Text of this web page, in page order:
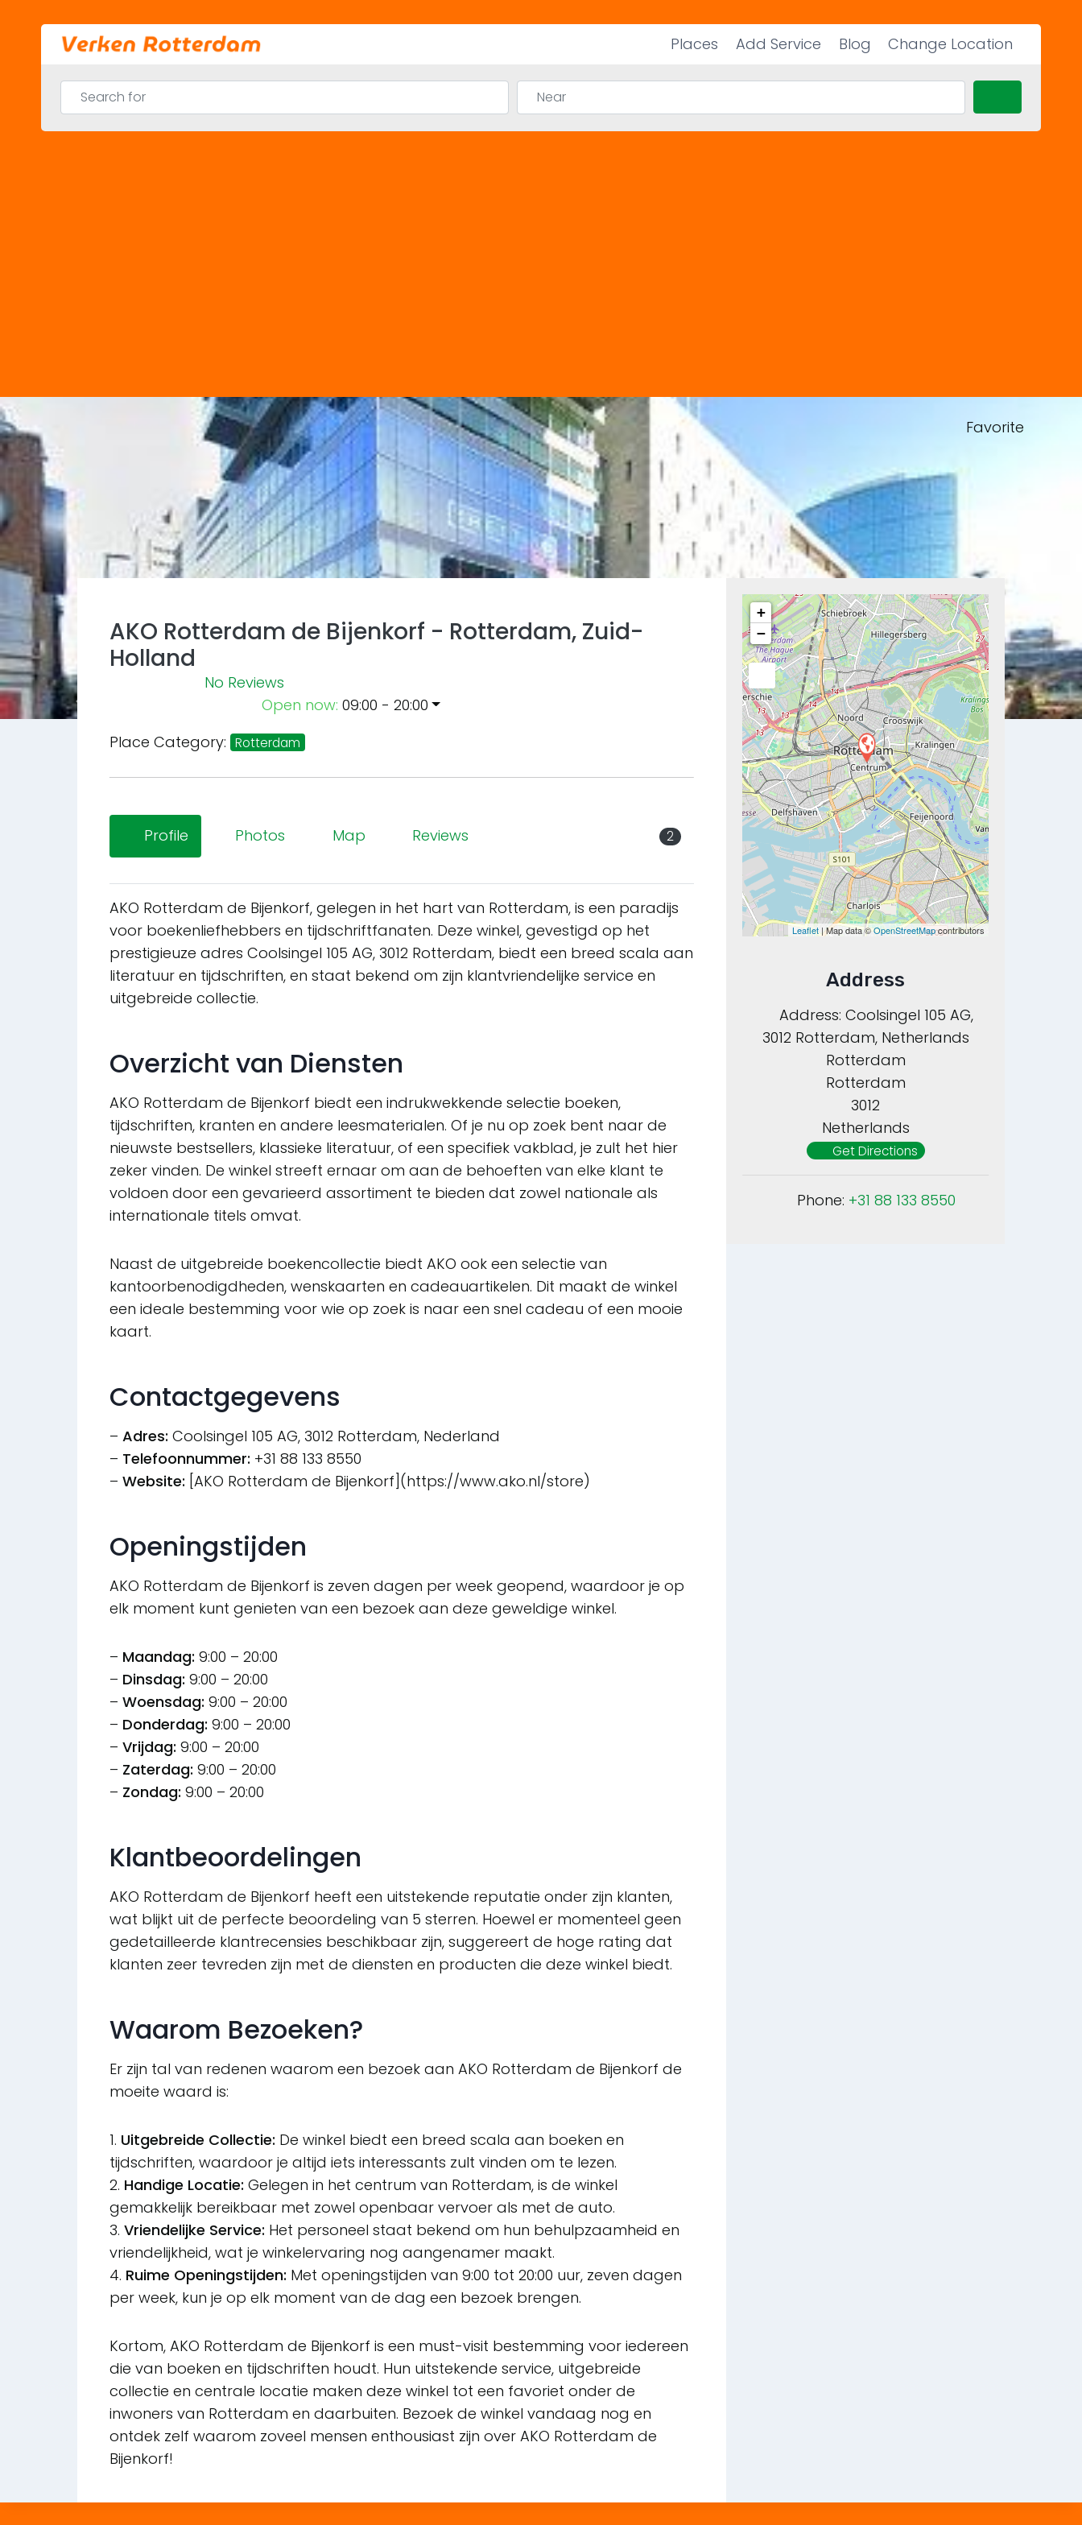
Places Add Service Blog Change Location
Search for Near
Favorite
Next
AKO Rotterdam de Bijenkorf - Rotterdam, Zuid-
Holland
No Reviews
Open now: 09:00 - 20:00
Place Category: Rotterdam
Profile Photos Map Reviews 2
AKO Rotterdam de Bijenkorf, gelegen in het hart van Rotterdam, is een paradijs
voor boekenliefhebbers en tijdschriftfanaten. Deze winkel, gevestigd op het
prestigieuze adres Coolsingel 105 AG, 3012 Rotterdam, biedt een breed scala aan
literatuur en tijdschriften, en staat bekend om zijn klantvriendelijke service en
uitgebreide collectie.
Overzicht van Diensten
AKO Rotterdam de Bijenkorf biedt een indrukwekkende selectie boeken,
tijdschriften, kranten en andere leesmaterialen. Of je nu op zoek bent naar de
nieuwste bestsellers, klassieke literatuur, of een specifiek vakblad, je zult het hier
zeker vinden. De winkel streeft ernaar om aan de behoeften van elke klant te
voldoen door een gevarieerd assortiment te bieden dat zowel nationale als
internationale titels omvat.
Naast de uitgebreide boekencollectie biedt AKO ook een selectie van
kantoorbenodigdheden, wenskaarten en cadeauartikelen. Dit maakt de winkel
een ideale bestemming voor wie op zoek is naar een snel cadeau of een mooie
kaart.
Contactgegevens
– Adres: Coolsingel 105 AG, 3012 Rotterdam, Nederland
– Telefoonnummer: +31 88 133 8550
– Website: [AKO Rotterdam de Bijenkorf](https://www.ako.nl/store)
Openingstijden
AKO Rotterdam de Bijenkorf is zeven dagen per week geopend, waardoor je op
elk moment kunt genieten van een bezoek aan deze geweldige winkel.
– Maandag: 9:00 – 20:00
– Dinsdag: 9:00 – 20:00
– Woensdag: 9:00 – 20:00
– Donderdag: 9:00 – 20:00
– Vrijdag: 9:00 – 20:00
– Zaterdag: 9:00 – 20:00
– Zondag: 9:00 – 20:00
Klantbeoordelingen
AKO Rotterdam de Bijenkorf heeft een uitstekende reputatie onder zijn klanten,
wat blijkt uit de perfecte beoordeling van 5 sterren. Hoewel er momenteel geen
gedetailleerde klantrecensies beschikbaar zijn, suggereert de hoge rating dat
klanten zeer tevreden zijn met de diensten en producten die deze winkel biedt.
Waarom Bezoeken?
Er zijn tal van redenen waarom een bezoek aan AKO Rotterdam de Bijenkorf de
moeite waard is:
1. Uitgebreide Collectie: De winkel biedt een breed scala aan boeken en
tijdschriften, waardoor je altijd iets interessants zult vinden om te lezen.
2. Handige Locatie: Gelegen in het centrum van Rotterdam, is de winkel
gemakkelijk bereikbaar met zowel openbaar vervoer als met de auto.
3. Vriendelijke Service: Het personeel staat bekend om hun behulpzaamheid en
vriendelijkheid, wat je winkelervaring nog aangenamer maakt.
4. Ruime Openingstijden: Met openingstijden van 9:00 tot 20:00 uur, zeven dagen
per week, kun je op elk moment van de dag een bezoek brengen.
Kortom, AKO Rotterdam de Bijenkorf is een must-visit bestemming voor iedereen
die van boeken en tijdschriften houdt. Hun uitstekende service, uitgebreide
collectie en centrale locatie maken deze winkel tot een favoriet onder de
inwoners van Rotterdam en daarbuiten. Bezoek de winkel vandaag nog en
ontdek zelf waarom zoveel mensen enthousiast zijn over AKO Rotterdam de
Bijenkorf!
+
−
Leaflet| Map data ©OpenStreetMapcontributors
Address
Address:Coolsingel 105 AG,
3012 Rotterdam, Netherlands
Rotterdam
Rotterdam
3012
Netherlands
Get Directions
Phone: +31 88 133 8550